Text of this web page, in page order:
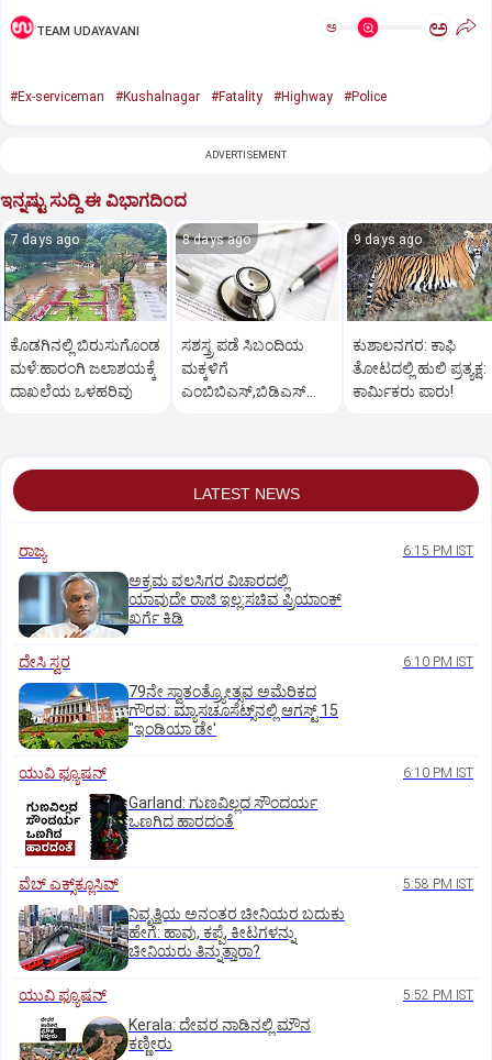
TEAM UDAYAVANI ಅ ಅ
#Ex-serviceman #Kushalnagar #Fatality #Highway #Police
ADVERTISEMENT
ಇನ್ನಷ್ಟು ಸುದ್ದಿ ಈ ವಿಭಾಗದಿಂದ
7 days ago
ಕೊಡಗಿನಲ್ಲಿ ಬಿರುಸುಗೊಂಡ
ಮಳೆ:ಹಾರಂಗಿ ಜಲಾಶಯಕ್ಕೆ
ದಾಖಲೆಯ ಒಳಹರಿವು
8 days ago
ಸಶಸ್ತ್ರ ಪಡೆ ಸಿಬಂದಿಯ
ಮಕ್ಕಳಿಗೆ
ಎಂಬಿಬಿಎಸ್‌,ಬಿಡಿಎಸ್‌
9 days ago
ಕುಶಾಲನಗರ: ಕಾಫಿ
ತೋಟದಲ್ಲಿ ಹುಲಿ ಪ್ರತ್ಯಕ್ಷ:
ಕಾರ್ಮಿಕರು ಪಾರು!
LATEST NEWS
ರಾಜ್ಯ 6:15 PM IST
ಅಕ್ರಮ ವಲಸಿಗರ ವಿಚಾರದಲ್ಲಿ
ಯಾವುದೇ ರಾಜಿ ಇಲ್ಲ:ಸಚಿವ ಪ್ರಿಯಾಂಕ್
ಖರ್ಗೆ ಕಿಡಿ
ದೇಸಿ ಸ್ವರ 6:10 PM IST
79ನೇ ಸ್ವಾತಂತ್ರ್ಯೋತ್ಸವ ಅಮೆರಿಕದ
ಗೌರವ: ಮ್ಯಾಸಚೂಸೆಟ್ಸ್‌ನಲ್ಲಿ ಆಗಸ್ಟ್‌ 15
"ಇಂಡಿಯಾ ಡೇ'
ಯುವಿ ಫ್ಯೂಷನ್ 6:10 PM IST
Garland: ಗುಣವಿಲ್ಲದ ಸೌಂದರ್ಯ
ಒಣಗಿದ ಹಾರದಂತೆ
ವೆಬ್ ಎಕ್ಸ್‌ಕ್ಲೂಸಿವ್ 5:58 PM IST
ನಿವೃತ್ತಿಯ ಅನಂತರ ಚೀನಿಯರ ಬದುಕು
ಹೇಗೆ: ಹಾವು, ಕಪ್ಪೆ, ಕೀಟಗಳನ್ನು
ಚೀನಿಯರು ತಿನ್ನುತ್ತಾರಾ?
ಯುವಿ ಫ್ಯೂಷನ್ 5:52 PM IST
Kerala: ದೇವರ ನಾಡಿನಲ್ಲಿ ಮೌನ
ಕಣ್ಣೀರು